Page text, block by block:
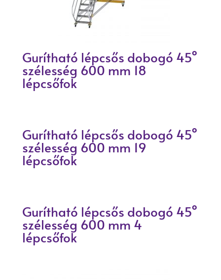
Gurítható lépcsős dobogó 45°
szélesség 600 mm 18
lépcsőfok
Gurítható lépcsős dobogó 45°
szélesség 600 mm 19
lépcsőfok
Gurítható lépcsős dobogó 45°
szélesség 600 mm 4
lépcsőfok